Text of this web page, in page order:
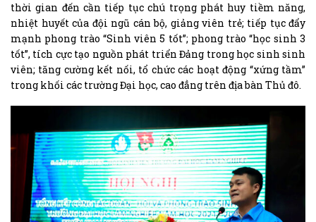
thời gian đến cần tiếp tục chú trọng phát huy tiềm năng,
nhiệt huyết của đội ngũ cán bộ, giảng viên trẻ; tiếp tục đẩy
mạnh phong trào “Sinh viên 5 tốt”; phong trào “học sinh 3
tốt”, tích cực tạo nguồn phát triển Đảng trong học sinh sinh
viên; tăng cường kết nối, tổ chức các hoạt động “xứng tầm”
trong khối các trường Đại học, cao đẳng trên địa bàn Thủ đô.